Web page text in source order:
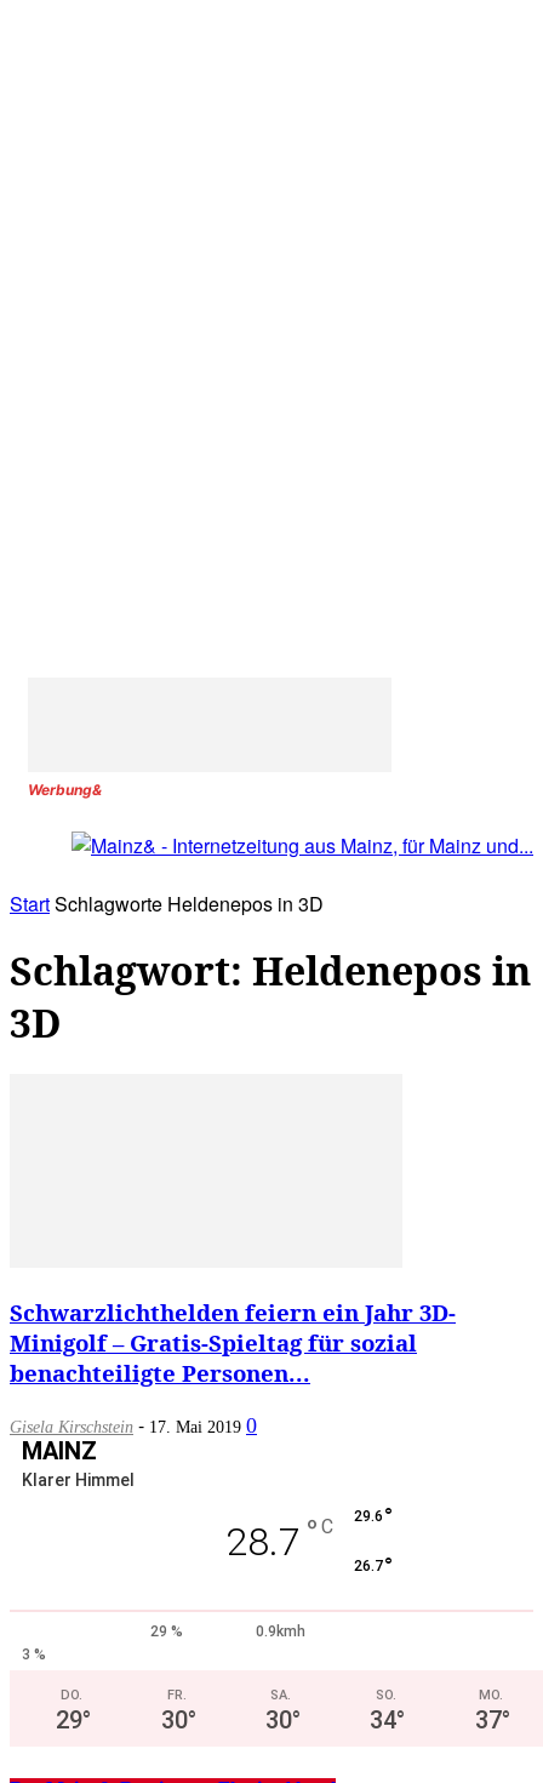
Werbung&
StartSchlagworte Heldenepos in 3D
Schlagwort: Heldenepos in
3D
Schwarzlichthelden feiern ein Jahr 3D-
Minigolf – Gratis-Spieltag für sozial
benachteiligte Personen...
Gisela Kirschstein - 17. Mai 2019 0
MAINZ
Klarer Himmel
28.7 ° C 29.6 °
26.7°
29 %
0.9kmh
3 %
DO.
29°
FR.
30°
SA.
30°
SO.
34°
MO.
37°